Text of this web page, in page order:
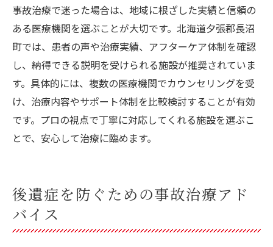
事故治療で迷った場合は、地域に根ざした実績と信頼の
ある医療機関を選ぶことが大切です。北海道夕張郡長沼
町では、患者の声や治療実績、アフターケア体制を確認
し、納得できる説明を受けられる施設が推奨されていま
す。具体的には、複数の医療機関でカウンセリングを受
け、治療内容やサポート体制を比較検討することが有効
です。プロの視点で丁寧に対応してくれる施設を選ぶこ
とで、安心して治療に臨めます。
後遺症を防ぐための事故治療アド
バイス